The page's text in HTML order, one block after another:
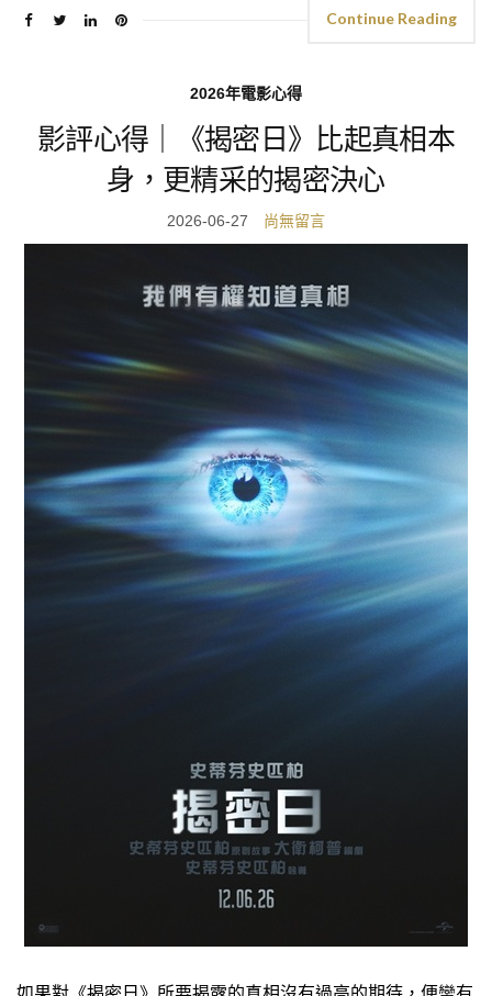
Continue Reading
2026年電影心得
影評心得｜《揭密日》比起真相本
身，更精采的揭密決心
尚無留言